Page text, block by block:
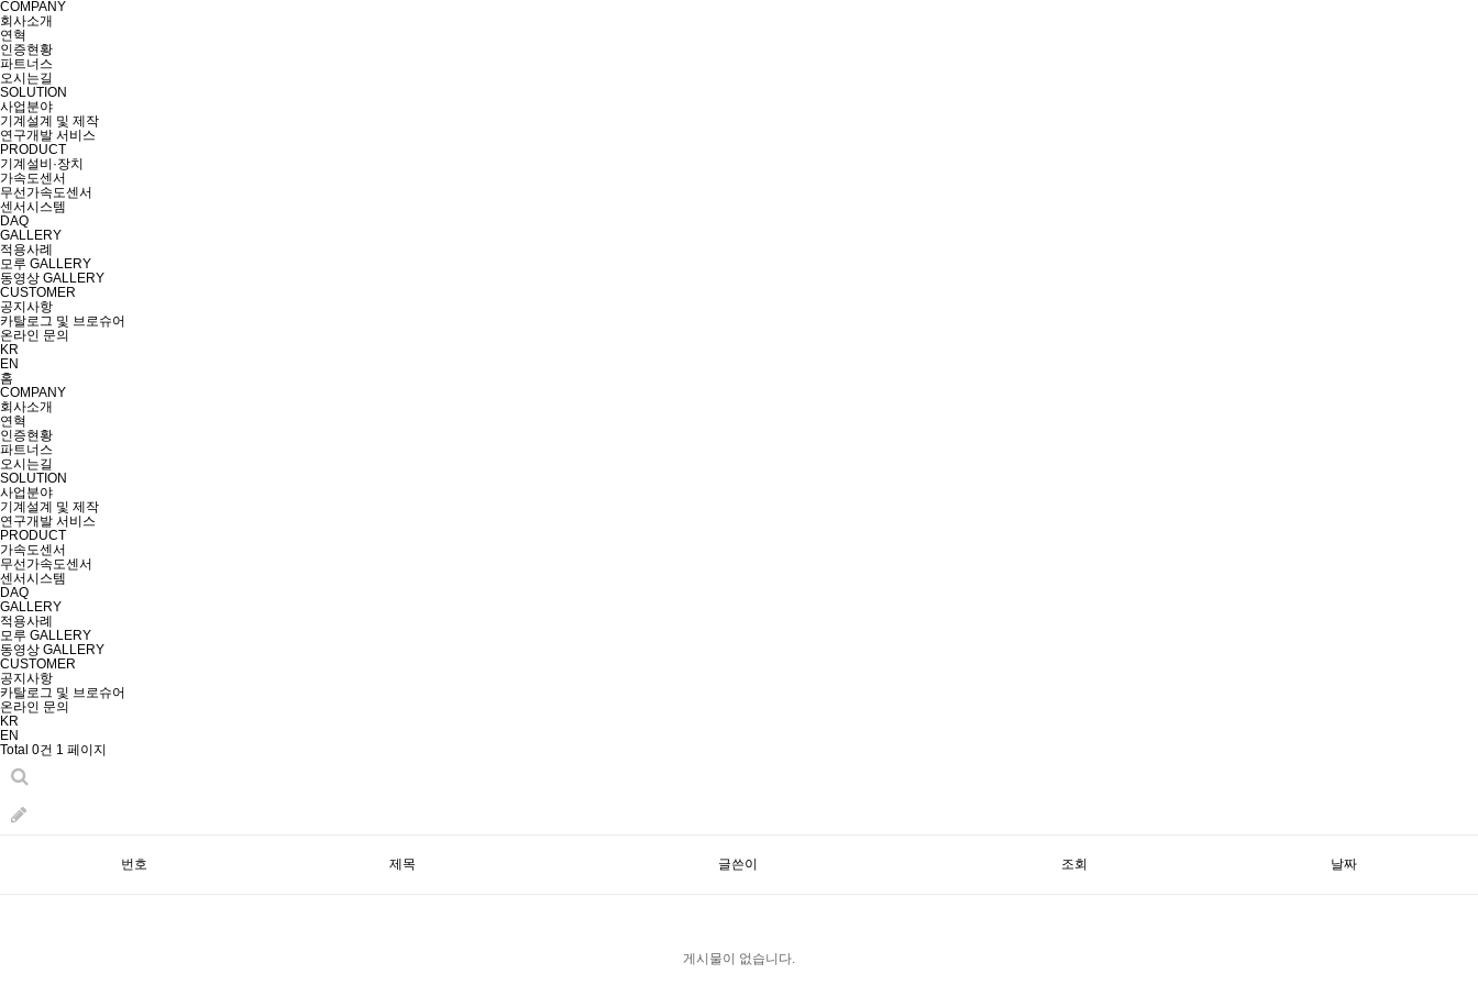
COMPANY
회사소개
연혁
인증현황
파트너스
오시는길
SOLUTION
사업분야
기계설계 및 제작
연구개발 서비스
PRODUCT
기계설비·장치
가속도센서
무선가속도센서
센서시스템
DAQ
GALLERY
적용사례
모루 GALLERY
동영상 GALLERY
CUSTOMER
공지사항
카탈로그 및 브로슈어
온라인 문의
KR
EN
홈
COMPANY
회사소개
연혁
인증현황
파트너스
오시는길
SOLUTION
사업분야
기계설계 및 제작
연구개발 서비스
PRODUCT
가속도센서
무선가속도센서
센서시스템
DAQ
GALLERY
적용사례
모루 GALLERY
동영상 GALLERY
CUSTOMER
공지사항
카탈로그 및 브로슈어
온라인 문의
KR
EN
Total 0건 1 페이지
번호 제목 글쓴이 조회 날짜
게시물이 없습니다.